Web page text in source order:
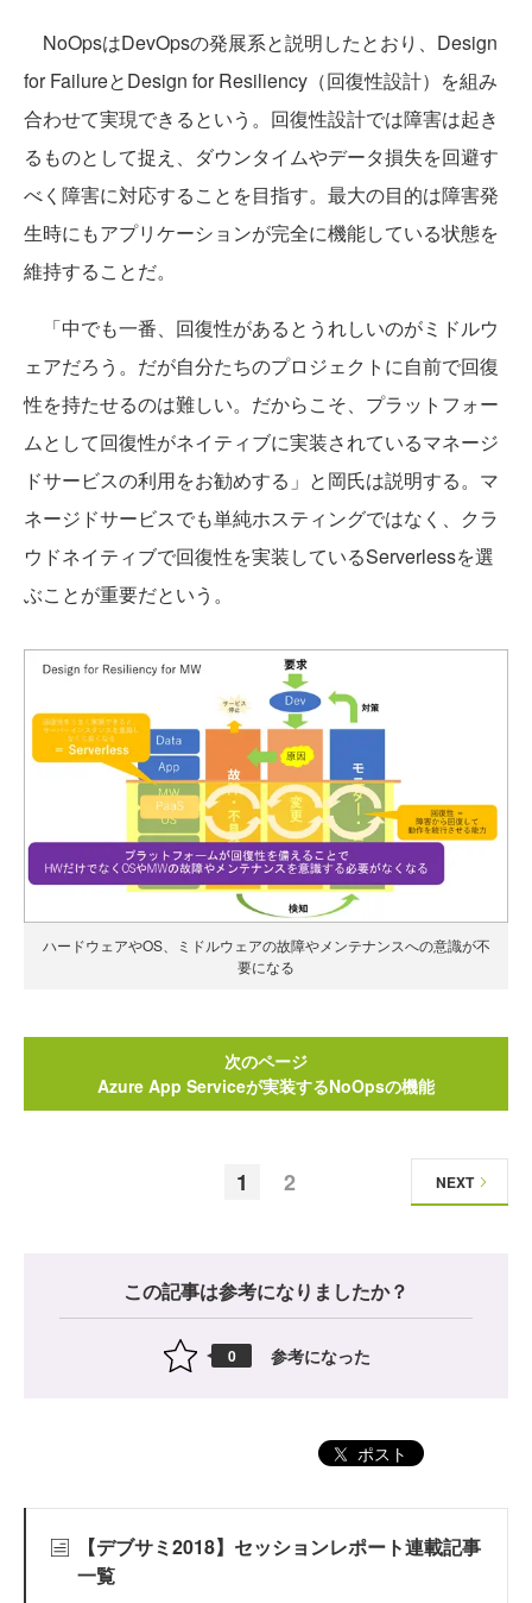
NoOpsはDevOpsの発展系と説明したとおり、Design
for FailureとDesign for Resiliency（回復性設計）を組み
合わせて実現できるという。回復性設計では障害は起き
るものとして捉え、ダウンタイムやデータ損失を回避す
べく障害に対応することを目指す。最大の目的は障害発
生時にもアプリケーションが完全に機能している状態を
維持することだ。
「中でも一番、回復性があるとうれしいのがミドルウ
ェアだろう。だが自分たちのプロジェクトに自前で回復
性を持たせるのは難しい。だからこそ、プラットフォー
ムとして回復性がネイティブに実装されているマネージ
ドサービスの利用をお勧めする」と岡氏は説明する。マ
ネージドサービスでも単純ホスティングではなく、クラ
ウドネイティブで回復性を実装しているServerlessを選
ぶことが重要だという。
ハードウェアやOS、ミドルウェアの故障やメンテナンスへの意識が不
要になる
次のページ
Azure App Serviceが実装するNoOpsの機能
1 2 NEXT
この記事は参考になりましたか？
0 参考になった
ポスト
【デブサミ2018】セッションレポート連載記事
一覧